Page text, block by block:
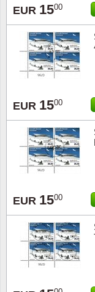
EUR 1500
EUR 1500
EUR 1500